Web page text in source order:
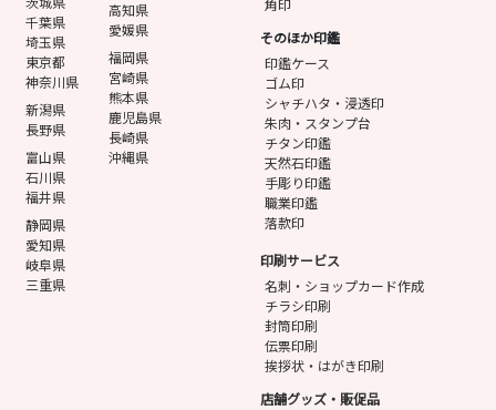
千葉県
埼玉県
東京都
神奈川県
新潟県
長野県
富山県
石川県
福井県
静岡県
愛知県
岐阜県
三重県
高知県
愛媛県
福岡県
宮崎県
熊本県
鹿児島県
長崎県
沖縄県
角印
そのほか印鑑
印鑑ケース
ゴム印
シャチハタ・浸透印
朱肉・スタンプ台
チタン印鑑
天然石印鑑
手彫り印鑑
職業印鑑
落款印
印刷サービス
名刺・ショップカード作成
チラシ印刷
封筒印刷
伝票印刷
挨拶状・はがき印刷
店舗グッズ・販促品